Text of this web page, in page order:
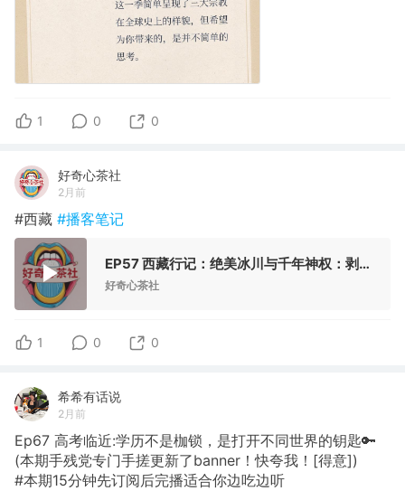
1 0 0
好奇心茶社
2月前
#西藏 #播客笔记
EP57 西藏行记：绝美冰川与千年神权：剥开西藏的滤镜，我们到底在朝圣什么？
好奇心茶社
1 0 0
希希有话说
2月前
Ep67 高考临近:学历不是枷锁，是打开不同世界的钥匙🔑
(本期手残党专门手搓更新了banner！快夸我！[得意])
#本期15分钟先订阅后完播适合你边吃边听